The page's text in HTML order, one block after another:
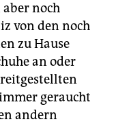
aber noch
von den noch
zu Hause
an oder
geraucht
andern